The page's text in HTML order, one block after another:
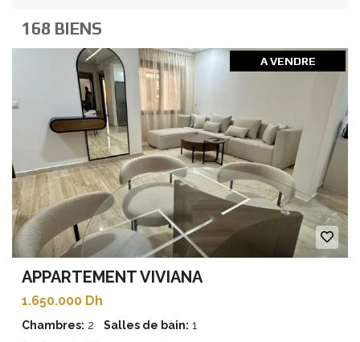
168 BIENS
A VENDRE
APPARTEMENT VIVIANA
1.650.000 Dh
Chambres: 2 Salles de bain: 1